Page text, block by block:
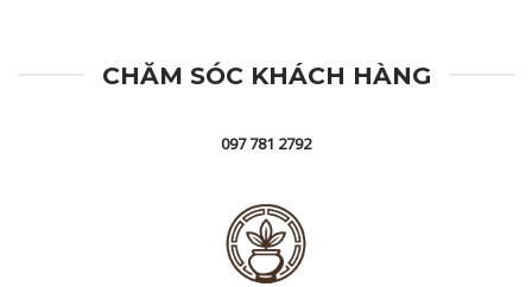
CHĂM SÓC KHÁCH HÀNG
097 781 2792